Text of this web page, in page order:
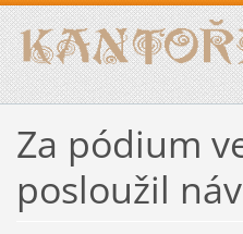
Za pódium
posloužil